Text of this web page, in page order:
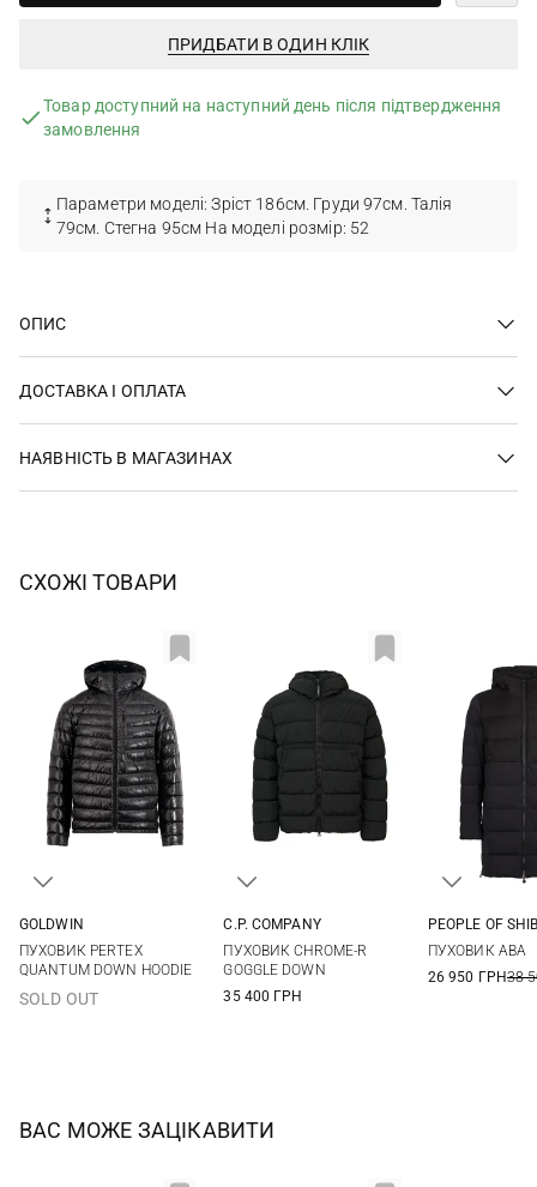
ПРИДБАТИ В ОДИН КЛІК
Товар доступний на наступний день після підтвердження
замовлення
Параметри моделі: Зріст 186см. Груди 97см. Талія
79см. Стегна 95см На моделі розмір: 52
ОПИС
ДОСТАВКА І ОПЛАТА
НАЯВНІСТЬ В МАГАЗИНАХ
СХОЖІ ТОВАРИ
GOLDWIN
ПУХОВИК PERTEX
QUANTUM DOWN HOODIE
SOLD OUT
XXL
C.P. COMPANY
ПУХОВИК CHROME-R
GOGGLE DOWN
35 400 ГРН
PEOPLE OF
ПУХОВИК ABA
26 950 ГРН38
ВАС МОЖЕ ЗАЦІКАВИТИ